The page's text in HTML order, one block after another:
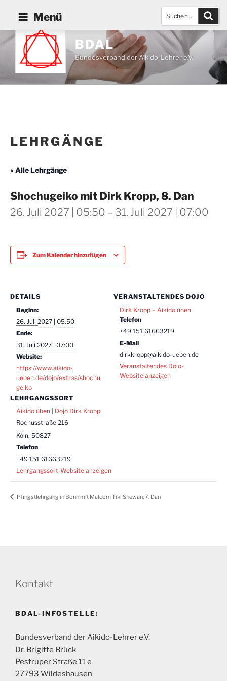
Inhalt
springen
BDAL
Bundesverband der Aikido-Lehrer e.V.
Menü
LEHRGÄNGE
« Alle Lehrgänge
Shochugeiko mit Dirk Kropp, 8. Dan
26. Juli 2027 | 05:50 – 31. Juli 2027 | 07:00
Zum Kalender hinzufügen
DETAILS
Beginn:
26. Juli 2027 | 05:50
Ende:
31. Juli 2027 | 07:00
Website:
https://www.aikido-
ueben.de/dojo/extras/shochu
geiko
LEHRGANGSSORT
Aikido üben | Dojo Dirk Kropp
Rochusstraße 216
Köln, 50827
Telefon
+49 151 61663219
Lehrgangssort-Website anzeigen
VERANSTALTENDES DOJO
Dirk Kropp – Aikido üben
Telefon
+49 151 61663219
E-Mail
dirkkropp@aikido-ueben.de
Veranstaltendes Dojo-
Website anzeigen
Pfingstlehrgang in Bonn mit Malcom Tiki Shewan, 7. Dan
Kontakt
BDAL-INFOSTELLE:
Bundesverband der Aikido-Lehrer e.V.
Dr. Brigitte Brück
Pestruper Straße 11 e
27793 Wildeshausen